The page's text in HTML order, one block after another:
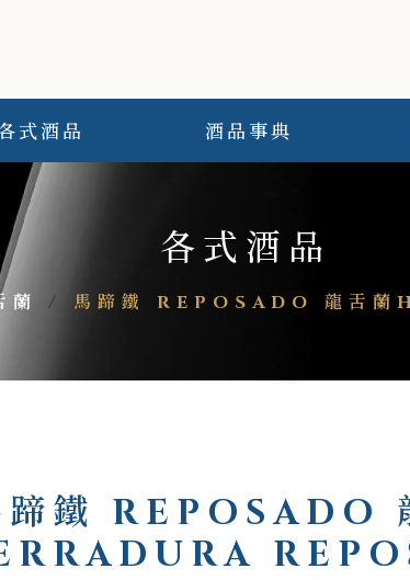
式酒品 酒品事典
各式酒品
蘭 / 馬蹄鐵 REPOSADO 龍舌
蹄鐵 REPOSADO